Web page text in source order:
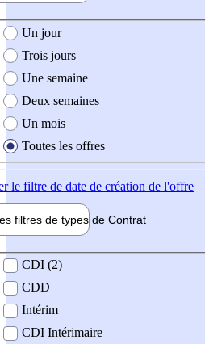
création de l'offre
Un jour
Trois jours
Une semaine
Deux semaines
Un mois
Toutes les offres
le filtre de date de création de l'offre
filtres de types de Contrat
contrat
CDI (2)
CDD
Intérim
CDI Intérimaire